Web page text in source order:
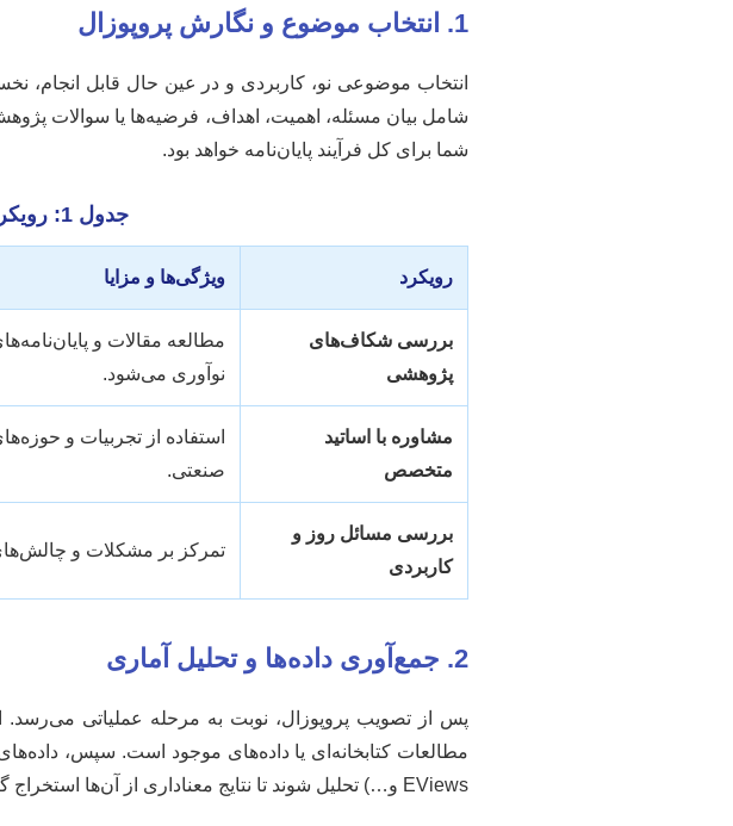
1. انتخاب موضوع و نگارش پروپوزال
انتخاب موضوعی نو، کاربردی و در عین حال قابل انجام،
شامل بیان مسئله، اهمیت، اهداف، فرضیه‌ها یا سوالات
شما برای کل فرآیند پایان‌نامه خواهد بود.
جدول 1: رویکردهای انتخاب موضوع پایان‌نامه
رویکرد ویژگی‌ها و مزایا
بررسی شکاف‌های
پژوهشی
مطالعه مقالات و
نوآوری می‌شود.
مشاوره با اساتید
متخصص
استفاده از تجربیات و
صنعتی.
بررسی مسائل روز و
کاربردی
تمرکز بر مشکلات و
2. جمع‌آوری داده‌ها و تحلیل آماری
پس از تصویب پروپوزال، نوبت به مرحله عملیاتی
EViews و…) تحلیل شوند تا نتایج معناداری از آن‌ها استخراج گردد.